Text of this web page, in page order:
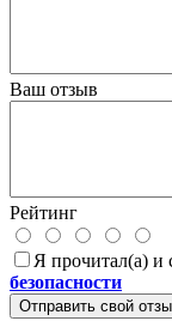
Ваш отзыв
Рейтинг
Я прочитал(а) и
безопасности
Отправить свой